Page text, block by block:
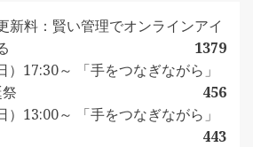
新料：賢い管理でオンラインアイ
1379
17:30～ 「手をつなぎながら」
456
13:00～ 「手をつなぎながら」
443